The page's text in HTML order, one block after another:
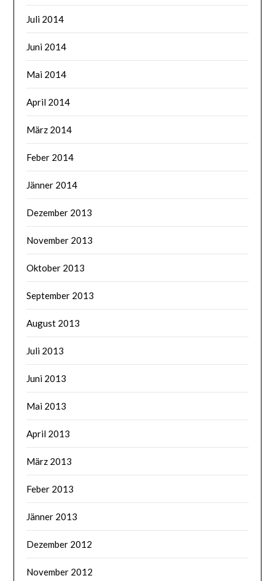
Juli 2014
Juni 2014
Mai 2014
April 2014
März 2014
Feber 2014
Jänner 2014
Dezember 2013
November 2013
Oktober 2013
September 2013
August 2013
Juli 2013
Juni 2013
Mai 2013
April 2013
März 2013
Feber 2013
Jänner 2013
Dezember 2012
November 2012